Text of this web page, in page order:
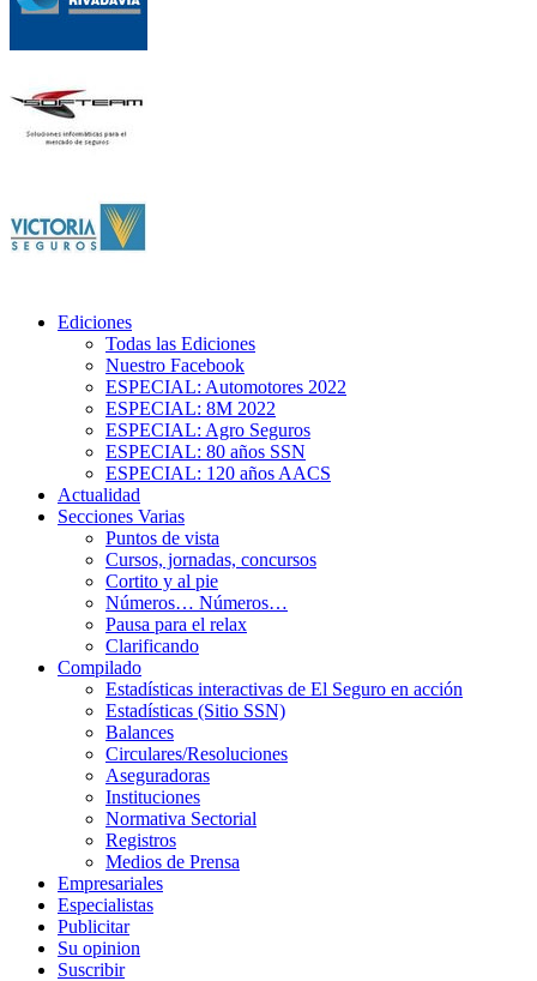
Ediciones
Todas las Ediciones
Nuestro Facebook
ESPECIAL: Automotores 2022
ESPECIAL: 8M 2022
ESPECIAL: Agro Seguros
ESPECIAL: 80 años SSN
ESPECIAL: 120 años AACS
Actualidad
Secciones Varias
Puntos de vista
Cursos, jornadas, concursos
Cortito y al pie
Números… Números…
Pausa para el relax
Clarificando
Compilado
Estadísticas interactivas de El Seguro en acción
Estadísticas (Sitio SSN)
Balances
Circulares/Resoluciones
Aseguradoras
Instituciones
Normativa Sectorial
Registros
Medios de Prensa
Empresariales
Especialistas
Publicitar
Su opinion
Suscribir